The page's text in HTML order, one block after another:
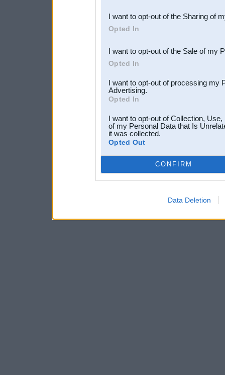
Downstream Participants
third parties.
I want to opt-out of the Sharing of
Opted In
I want to opt-out of the Sale of my
Opted In
I want to opt-out of processing my
Advertising.
Opted In
I want to opt-out of Collection,
of my Personal Data that Is
it was collected.
Opted Out
CONFIRM
Data Deletion